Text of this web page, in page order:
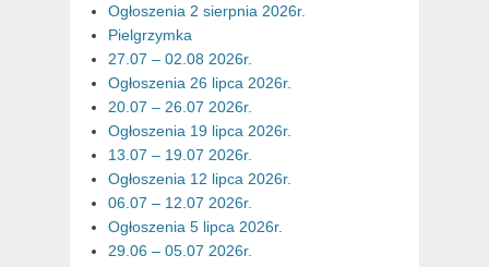
Ogłoszenia 2 sierpnia 2026r.
Pielgrzymka
27.07 – 02.08 2026r.
Ogłoszenia 26 lipca 2026r.
20.07 – 26.07 2026r.
Ogłoszenia 19 lipca 2026r.
13.07 – 19.07 2026r.
Ogłoszenia 12 lipca 2026r.
06.07 – 12.07 2026r.
Ogłoszenia 5 lipca 2026r.
29.06 – 05.07 2026r.